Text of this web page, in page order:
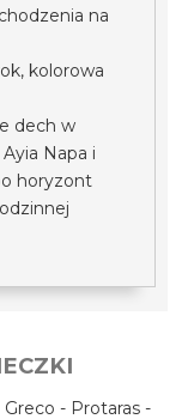
na
kolorowa
dech w
Napa i
horyzont
- Protaras -